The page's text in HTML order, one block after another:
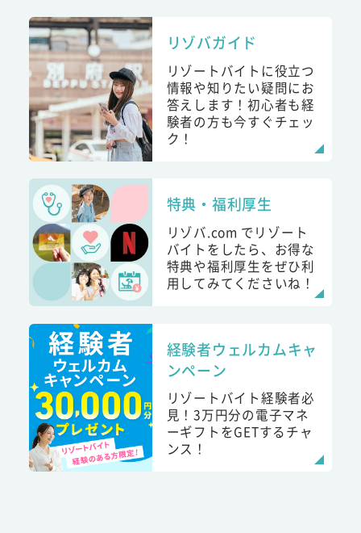
リゾバガイド
リゾートバイトに役立つ
情報や知りたい疑問にお
答えします！初心者も経
験者の方も今すぐチェッ
ク！
特典・福利厚生
リゾバ.com でリゾート
バイトをしたら、お得な
特典や福利厚生をぜひ利
用してみてくださいね！
経験者ウェルカムキャ
ンペーン
リゾートバイト経験者必
見！3万円分の電子マネ
ーギフトをGETするチャ
ンス！